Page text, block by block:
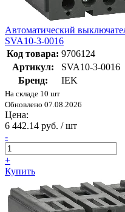
Автоматический
SVA10-3-0016
Код товара: 9706124
Артикул:
SVA10-3-0016
Бренд:
IEK
На складе 10 шт
Обновлено 07.08.2026
Цена:
6 442.14 руб. / шт
-
+
Купить